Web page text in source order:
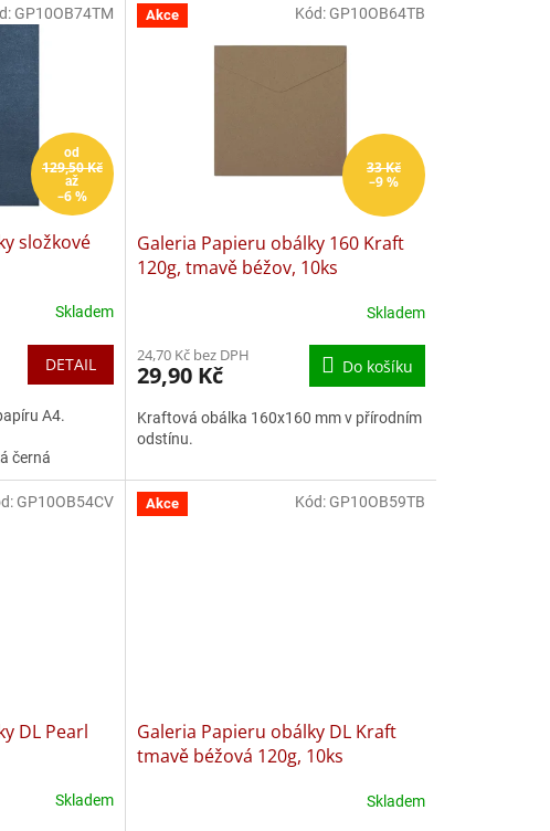
bílá
od
129,50 Kč
až
–6 %
složkové
Skladem
DETAIL
A4.
černá
GP10OB74TM Akce
33 Kč
–9 %
Galeria Papieru obálky 160 Kraft
120g, tmavě béžov, 10ks
Skladem
24,70 Kč bez DPH
29,90 Kč Do košíku
Kraftová obálka 160x160 mm v přírodním
odstínu.
Kód: GP10OB64TB
DL Pearl
Skladem
GP10OB54CV Akce
Galeria Papieru obálky DL Kraft
tmavě béžová 120g, 10ks
Skladem
Kód: GP10OB59TB